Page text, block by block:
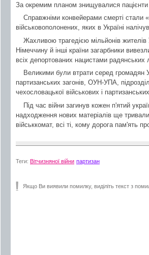
За окремим планом знищувалися пацієнти
Справжніми конвейерами смерті стали
військовополонених, яких в Україні
Жахливою трагедією мільйонів жителів
Німеччину й інші країни загарбники
всіх депортованих нацистами радянських
Великими були втрати серед громадян
партизанських загонів, ОУН-УПА,
чехословацької військових і
Під час війни загинув кожен п'ятий
надходження нових матеріалів ще
військкомат, всі ті, кому дорога пам'ять
Теги: Вітчизняної війни партизан
Якщо Ви виявили помилку, виділіть текст з